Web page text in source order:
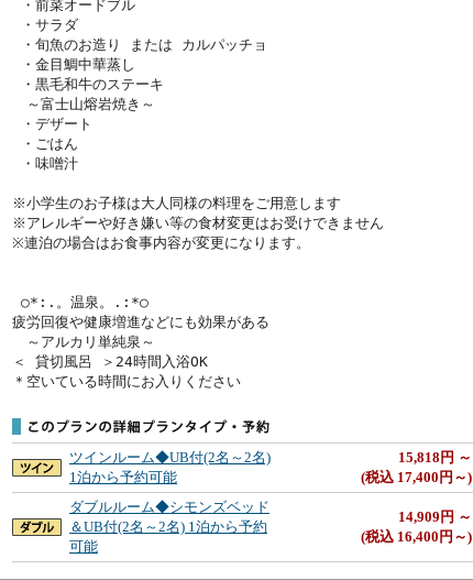
～富士山熔岩焼き～
※小学生のお子様は大人同様の料理をご用意します
※アレルギーや好き嫌い等の食材変更はお受けできません
※連泊の場合はお食事内容が変更になります。
疲労回復や健康増進などにも効果がある
～アルカリ単純泉～
＜ 貸切風呂 ＞24時間入浴OK
＊空いている時間にお入りください
ツインルーム◆UB付(2名～2名)
1泊から予約可能
15,818円 ～
(税込 17,400円～)
ダブルルーム◆シモンズベッド
＆UB付(2名～2名) 1泊から予約
可能
14,909円 ～
(税込 16,400円～)